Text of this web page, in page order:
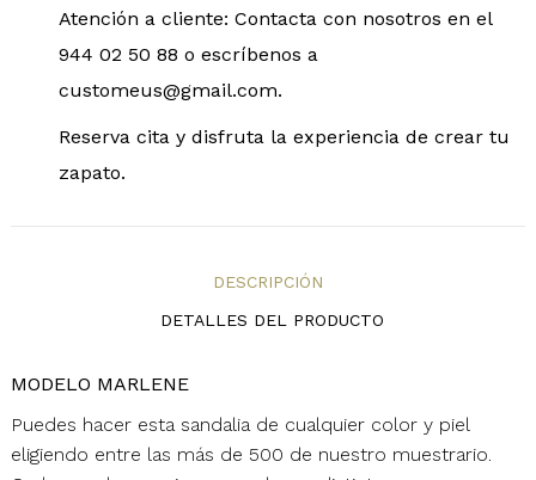
Atención a cliente: Contacta con nosotros en el
944 02 50 88 o escríbenos a
customeus@gmail.com.
Reserva cita y disfruta la experiencia de crear tu
zapato.
DESCRIPCIÓN
DETALLES DEL PRODUCTO
MODELO MARLENE
Puedes hacer esta sandalia de cualquier color y piel
eligiendo entre las más de 500 de nuestro muestrario.